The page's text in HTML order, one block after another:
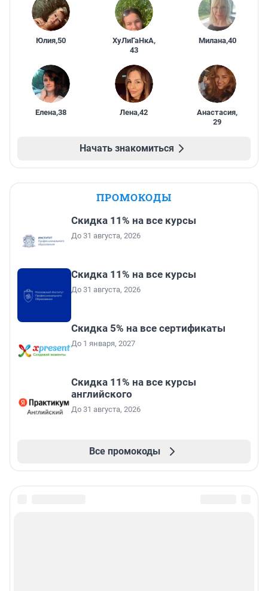
Юлия,50 ХуЛиГаНкА,
43
Милана,40
Елена,38 Лена,42 Анастасия,
29
Начать знакомиться
ПРОМОКОДЫ
Скидка 11% на все курсы
До 31 августа, 2026
Скидка 11% на все курсы
До 31 августа, 2026
Скидка 5% на все сертификаты
До 1 января, 2027
Скидка 11% на все курсы
английского
До 31 августа, 2026
Все промокоды